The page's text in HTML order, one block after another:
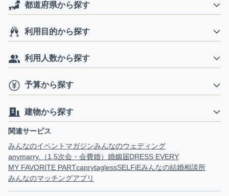
都道府県から探す
利用目的から探す
利用人数から探す
予算から探す
建物から探す
関連サービス
みんなのイベントマガジンみんなのウェディング
anymarry.（1.5次会・会費婚） 婚姻届DRESS EVERY
MY FAVORITE PARTcaprytaglessSELFiEみんなの結婚相談所
みんなのマッチングアプリ